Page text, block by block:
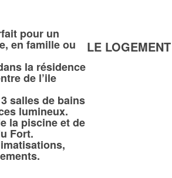
pour un
en famille ou
la résidence
de l’ile
salles de bains
lumineux.
la piscine et de
Fort.
LE LOGEMENT